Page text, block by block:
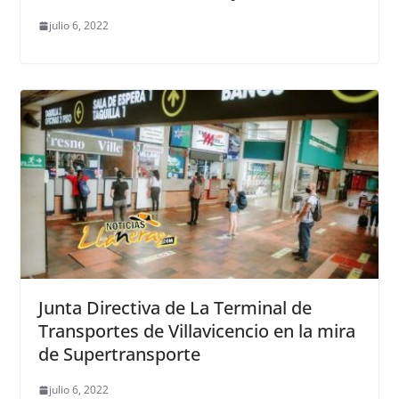
julio 6, 2022
Junta Directiva de La Terminal de
Transportes de Villavicencio en la mira
de Supertransporte
julio 6, 2022